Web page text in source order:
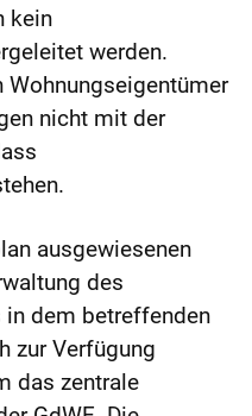
kein
werden.
Wohnungseigentümer
nicht mit der
ausgewiesenen
des
dem betreffenden
zur Verfügung
das zentrale